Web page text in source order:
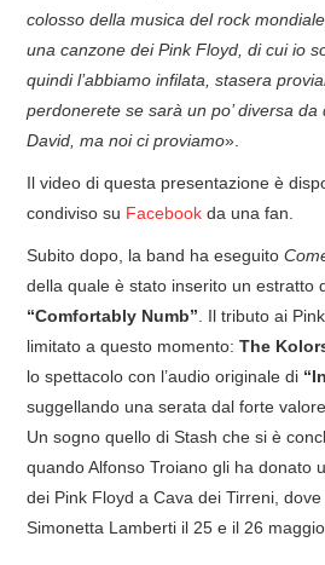
colosso della musica del rock
una canzone dei Pink Floyd, di cui io
quindi l’abbiamo infilata, stasera
perdonerete se sarà un po’ diversa
David, ma noi ci proviamo».
Il video di questa presentazione è
condiviso su Facebook da una fan.
Subito dopo, la band ha eseguito
della quale è stato inserito un estratto
“Comfortably Numb” . Il tributo ai
limitato a questo momento:The
lo spettacolo con l’audio originale di
suggellando una serata dal forte
Un sogno quello di Stash che si è
quando Alfonso Troiano gli ha donato
dei Pink Floyd a Cava dei Tirreni,
Simonetta Lamberti il 25 e il 26 maggio.